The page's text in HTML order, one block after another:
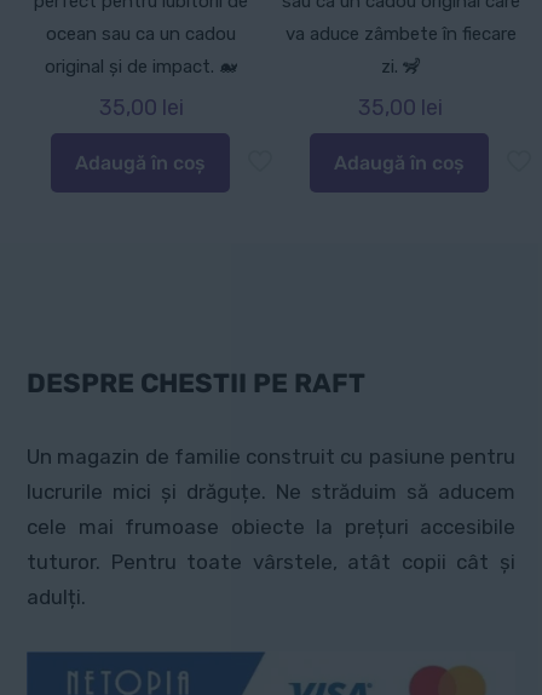
ocean sau ca un cadou
original și de impact. 🐋
35,00 lei
Adaugă în coș
va aduce zâmbete în fiecare
zi. 🦨
35,00 lei
Adaugă în coș
DESPRE CHESTII PE RAFT
Un magazin de familie construit cu pasiune pentru
lucrurile mici și drăguțe. Ne străduim să aducem
cele mai frumoase obiecte la prețuri accesibile
tuturor. Pentru toate vârstele, atât copii cât și
adulți.